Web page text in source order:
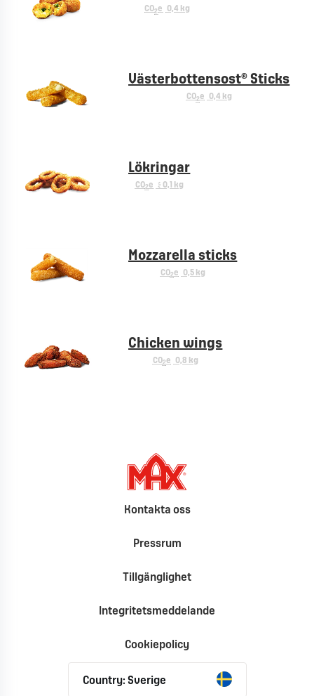
CO2e 0,4 kg
Västerbottensost® Sticks
CO2e 0,4 kg
Lökringar
CO2e < 0,1 kg
Mozzarella sticks
CO2e 0,5 kg
Chicken wings
CO2e 0,8 kg
Kontakta oss
Pressrum
Tillgänglighet
Integritetsmeddelande
Cookiepolicy
Country: Sverige